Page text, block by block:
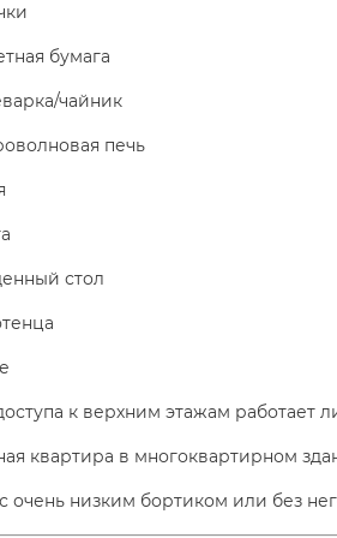
бумага
чайник
печь
стол
к верхним этажам работает
квартира в многоквартирном
очень низким бортиком или без